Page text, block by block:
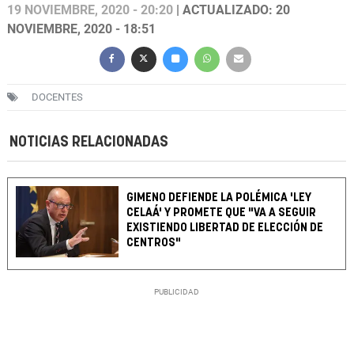
19 NOVIEMBRE, 2020 - 20:20 | ACTUALIZADO: 20
NOVIEMBRE, 2020 - 18:51
DOCENTES
NOTICIAS RELACIONADAS
GIMENO DEFIENDE LA POLÉMICA 'LEY
CELAÁ' Y PROMETE QUE "VA A SEGUIR
EXISTIENDO LIBERTAD DE ELECCIÓN DE
CENTROS"